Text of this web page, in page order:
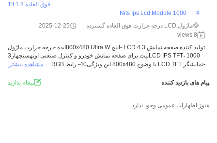
فوق العاده 1.8 Tft
#
1000 Nits Ips Lcd Module
ماژول LCD درجه حرارت فوق العاده گسترده
2025-12-25
8 views
تولید کننده صفحه نمایش LCD:4.3 -اینچ 800x480 Ultra Wایده -درجه حرارت ماژول
LCD IPS TFT، 1000نیت برای صفحه نمایش خودرو و کنترل صنعتی اونهستچهار3
-نمایشگر LCD TFT با وضوح 800x480 این ویژگی40- رابط RGB ...
مشاهده بیشتر
پیام های بازدید کننده پيغام بذاريد
هنوز اظهارات عمومی وجود ندارد